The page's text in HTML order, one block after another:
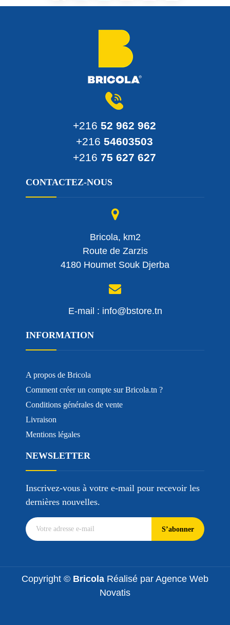
+216 52 962 962
+216 54603503
+216 75 627 627
CONTACTEZ-NOUS
Bricola, km2
Route de Zarzis
4180 Houmet Souk Djerba
E-mail : info@bstore.tn
INFORMATION
A propos de Bricola
Comment créer un compte sur Bricola.tn ?
Conditions générales de vente
Livraison
Mentions légales
NEWSLETTER
Inscrivez-vous à votre e-mail pour recevoir les
dernières nouvelles.
S’abonner
Copyright © Bricola Réalisé par Agence Web
Novatis